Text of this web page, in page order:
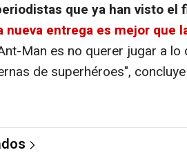
que ya han visto el
nueva entrega es mejor que
Man es no querer jugar a lo
de superhéroes",